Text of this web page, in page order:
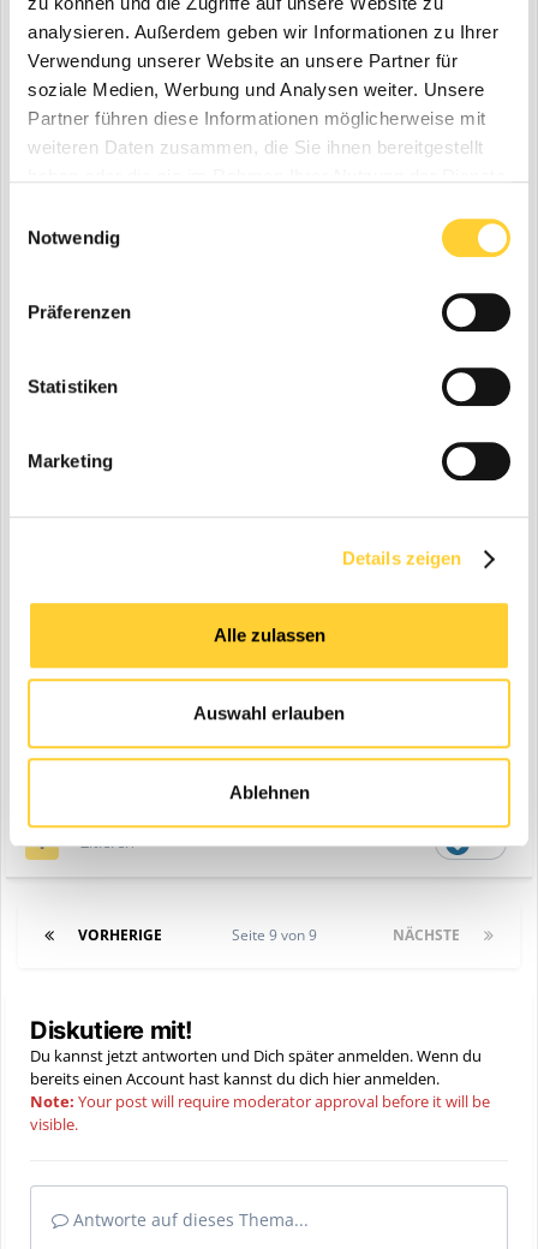
analysieren. Außerdem geben wir Informationen zu Ihrer
Verwendung unserer Website an unsere Partner für
soziale Medien, Werbung und Analysen weiter. Unsere
Partner führen diese Informationen möglicherweise mit
weiteren Daten zusammen, die Sie ihnen bereitgestellt
Notwendig
Präferenzen
Statistiken
Marketing
Details zeigen
Alle zulassen
Auswahl erlauben
Ablehnen
7
Zitieren
VORHERIGE NÄCHSTE
Seite 9 von 9
Diskutiere mit!
Du kannst jetzt antworten und Dich später anmelden. Wenn du
bereits einen Account hast kannst du dich hieranmelden.
Note: Your post will require moderator approval before it will be
visible.
Antworte auf dieses Thema...